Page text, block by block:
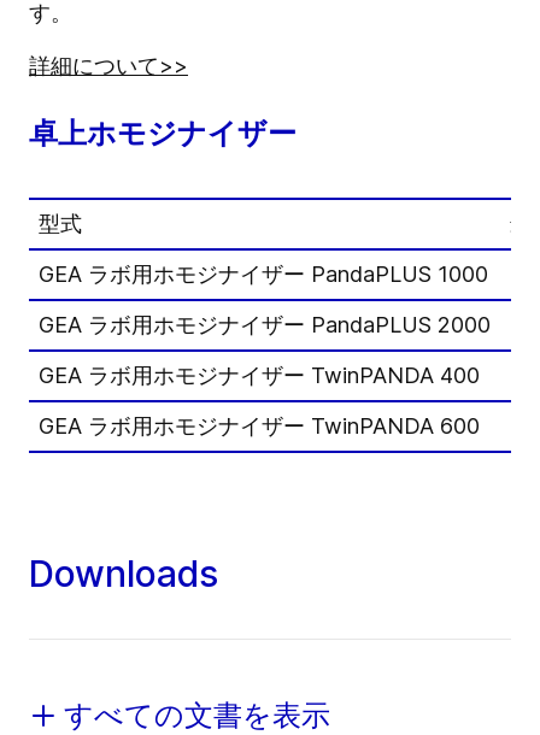
す。
詳細について>>
卓上ホモジナイザー
型式
最
GEA ラボ用ホモジナイザー PandaPLUS 1000
GEA ラボ用ホモジナイザー PandaPLUS 2000
GEA ラボ用ホモジナイザー TwinPANDA 400
GEA ラボ用ホモジナイザー TwinPANDA 600
Downloads
すべての文書を表示